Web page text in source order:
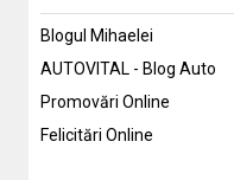
Blogul Mihaelei
AUTOVITAL - Blog Auto
Promovări Online
Felicitări Online